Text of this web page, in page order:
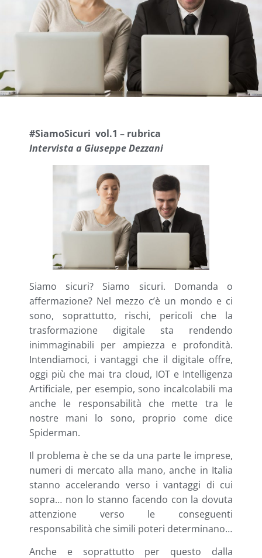
#SiamoSicuri vol.1 – rubrica
Intervista a Giuseppe Dezzani
Siamo sicuri? Siamo sicuri. Domanda o
affermazione? Nel mezzo c’è un mondo e ci
sono, soprattutto, rischi, pericoli che la
trasformazione digitale sta rendendo
inimmaginabili per ampiezza e profondità.
Intendiamoci, i vantaggi che il digitale offre,
oggi più che mai tra cloud, IOT e Intelligenza
Artificiale, per esempio, sono incalcolabili ma
anche le responsabilità che mette tra le
nostre mani lo sono, proprio come dice
Spiderman.
Il problema è che se da una parte le imprese,
numeri di mercato alla mano, anche in Italia
stanno accelerando verso i vantaggi di cui
sopra… non lo stanno facendo con la dovuta
attenzione verso le conseguenti
responsabilità che simili poteri determinano…
Anche e soprattutto per questo dalla